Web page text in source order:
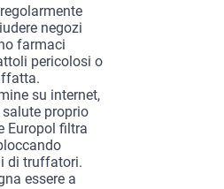
negozi
farmaci
pericolosi o
su internet,
proprio
Europol filtra
di truffatori.
essere a